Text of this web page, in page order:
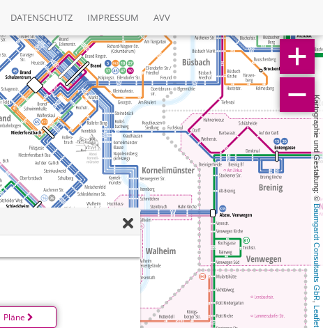
DATENSCHUTZ IMPRESSUM AVV
Kartographie und Gestaltung: ©
Baumgardt Consultants GbR
,
Leaflet
Pläne